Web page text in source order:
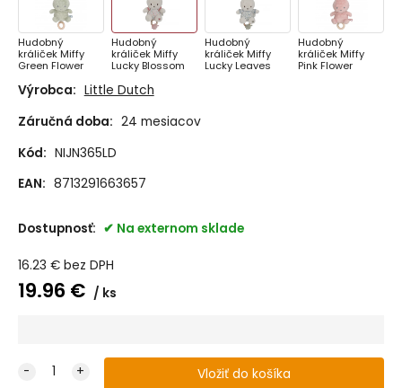
Hudobný
králiček Miffy
Green Flower
Hudobný
králiček Miffy
Lucky Blossom
Hudobný
králiček Miffy
Lucky Leaves
Hudobný
králiček Miffy
Pink Flower
Výrobca: Little Dutch
Záručná doba: 24 mesiacov
Kód: NIJN365LD
EAN: 8713291663657
Dostupnosť: Na externom sklade
16.23 € bez DPH
19.96 € ks